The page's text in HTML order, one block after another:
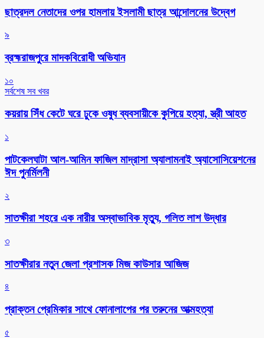
ছাত্রদল নেতাদের ওপর হামলায় ইসলামী ছাত্র আন্দোলনের উদ্বেগ
৯
ব্রহ্মরাজপুরে মাদকবিরোধী অভিযান
১০
সর্বশেষ সব খবর
কয়রায় সিঁধ কেটে ঘরে ঢুকে ওষুধ ব্যবসায়ীকে কুপিয়ে হত্যা, স্ত্রী আহত
১
পাটকেলঘাটা আল-আমিন ফাজিল মাদ্রাসা অ্যালামনাই অ্যাসোসিয়েশনের
ঈদ পুনর্মিলনী
২
সাতক্ষীরা শহরে এক নারীর অস্বাভাবিক মৃত্যু, গলিত লাশ উদ্ধার
৩
সাতক্ষীরার নতুন জেলা প্রশাসক মিজ কাউসার আজিজ
৪
প্রাক্তন প্রেমিকার সাথে ফোনালাপের পর তরুনের আত্মহত্যা
৫